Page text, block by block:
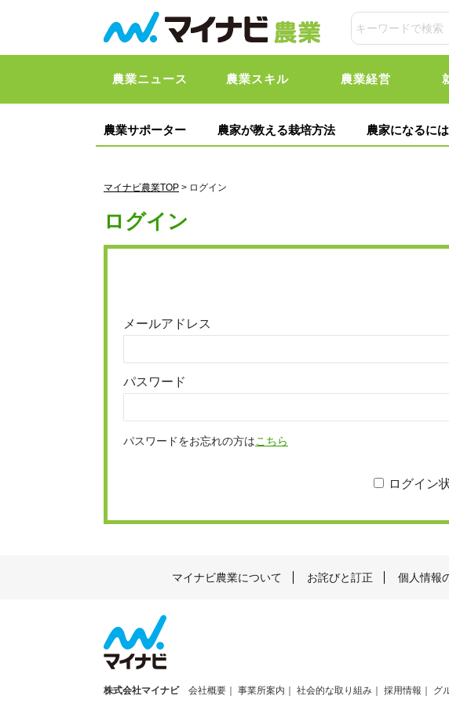
農業ニュース 農業スキル 農業経営
農業サポーター 農家が教える栽培方法 農家になるには
マイナビ農業TOP > ログイン
ログイン
メールアドレス
パスワード
パスワードをお忘れの方はこちら
ログイン
マイナビ農業について お詫びと訂正 個人情報
株式会社マイナビ 会社概要 事業所案内 社会的な取り組み 採用情報 グ